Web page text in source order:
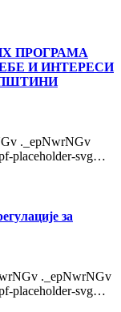
ПРОГРАМА
И ИНТЕРЕСИ
._epNwrNGv
placeholder-svg…
за
._epNwrNGv
placeholder-svg…